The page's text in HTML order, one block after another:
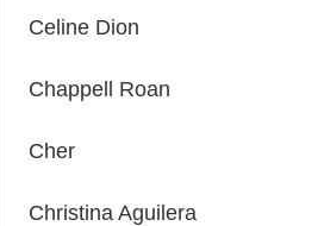
Celine Dion
Chappell Roan
Cher
Christina Aguilera